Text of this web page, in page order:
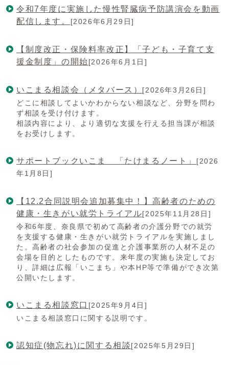
令和7年度に実施した慢性腎臓病予防講演会を動画
配信します。
[2026年6月29日]
【制度改正・保険料率改正】「子ども・子育て支
援金制度」の開始[2026年6月1日]
いこまる相談会（メタバース） [2026年3月26日]
どこに相談してよいかわからない相談など、分野を問わ
ず相談を受け付けます。
相談内容により、より適切な支援を行える担当課が相談
をお受けします。
サポートブックいこま 「たけまるノート」 [2026
年1月8日]
【12.2合同説明会追加募集中！】高齢者のための
健康・生きがい就労トライアル[2025年11月28日]
令和6年度、奈良県で初めて高齢者の介護分野での就労
を支援する健康・生きがい就労トライアルを実施しまし
た。高齢者の社会参加の促進と介護事業所の人材不足の
会場を目的としたものです。来年度の実施も決定してお
り、詳細は広報「いこまち」や本HP等で準備ができ次第
公開いたします。
いこまる相談窓口 [2025年9月4日]
いこまる相談窓口に関する説明です。
認知症(物忘れ)に関する相談[2025年5月29日]